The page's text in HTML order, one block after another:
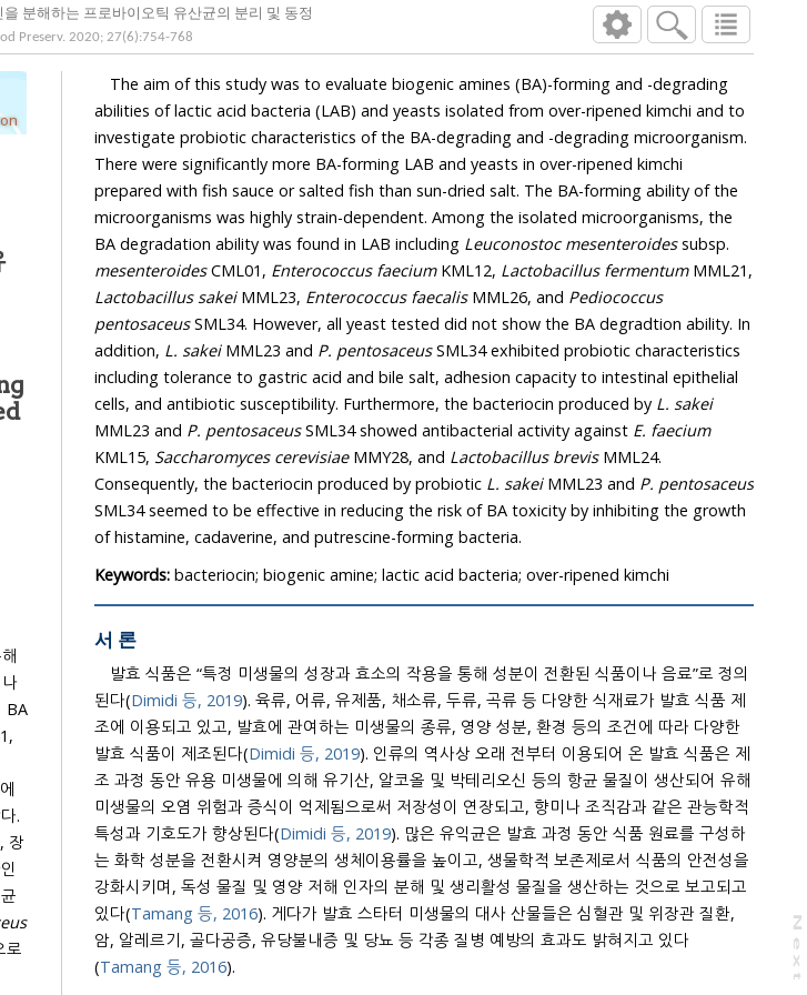
분해하는 프로바이오틱 유산균의 분리 및 동정
Preserv. 2020; 27(6):754-768
N
e
x
t
a
g
BA
장
로
The aim of this study was to evaluate biogenic amines (BA)-forming and -degrading
abilities of lactic acid bacteria (LAB) and yeasts isolated from over-ripened kimchi and to
investigate probiotic characteristics of the BA-degrading and -degrading microorganism.
There were significantly more BA-forming LAB and yeasts in over-ripened kimchi
prepared with fish sauce or salted fish than sun-dried salt. The BA-forming ability of the
microorganisms was highly strain-dependent. Among the isolated microorganisms, the
BA degradation ability was found in LAB including Leuconostoc mesenteroidessubsp.
mesenteroidesCML01, Enterococcus faecium KML12, Lactobacillus fermentumMML21,
Lactobacillus sakeiMML23, Enterococcus faecalisMML26, and Pediococcus
pentosaceusSML34. However, all yeast tested did not show the BA degradtion ability. In
addition, L. sakei MML23 and P. pentosaceusSML34 exhibited probiotic characteristics
including tolerance to gastric acid and bile salt, adhesion capacity to intestinal epithelial
cells, and antibiotic susceptibility. Furthermore, the bacteriocin produced by L. sakei
MML23 and P. pentosaceusSML34 showed antibacterial activity against E. faecium
KML15, Saccharomyces cerevisiae MMY28, and Lactobacillus brevisMML24.
Consequently, the bacteriocin produced by probiotic L. sakeiMML23 and
P. pentosaceus
SML34 seemed to be effective in reducing the risk of BA toxicity by inhibiting the growth
of histamine, cadaverine, and putrescine-forming bacteria.
Keywords: bacteriocin; biogenic amine; lactic acid bacteria; over-ripened kimchi
서 론
발효 식품은 “특정 미생물의 성장과 효소의 작용을 통해 성분이 전환된 식품이나 음료”로 정의
된다(Dimidi 등, 2019). 육류, 어류, 유제품, 채소류, 두류, 곡류 등 다양한 식재료가 발효 식품 제
조에 이용되고 있고, 발효에 관여하는 미생물의 종류, 영양 성분, 환경 등의 조건에 따라 다양한
발효 식품이 제조된다(Dimidi 등, 2019). 인류의 역사상 오래 전부터 이용되어 온 발효 식품은 제
조 과정 동안 유용 미생물에 의해 유기산, 알코올 및 박테리오신 등의 항균 물질이 생산되어 유해
미생물의 오염 위험과 증식이 억제됨으로써 저장성이 연장되고, 향미나 조직감과 같은 관능학적
특성과 기호도가 향상된다(
Dimidi 등, 2019). 많은 유익균은 발효 과정 동안 식품 원료를 구성하
는 화학 성분을 전환시켜 영양분의 생체이용률을 높이고, 생물학적 보존제로서 식품의 안전성을
강화시키며, 독성 물질 및 영양 저해 인자의 분해 및 생리활성 물질을 생산하는 것으로 보고되고
있다(Tamang 등, 2016). 게다가 발효 스타터 미생물의 대사 산물들은 심혈관 및 위장관 질환,
암, 알레르기, 골다공증, 유당불내증 및 당뇨 등 각종 질병 예방의 효과도 밝혀지고 있다
(Tamang 등, 2016).